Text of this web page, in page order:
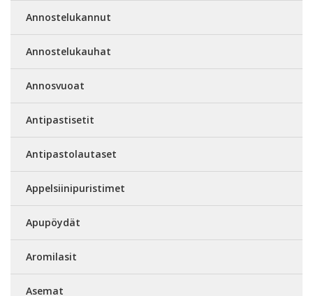
Annostelukannut
Annostelukauhat
Annosvuoat
Antipastisetit
Antipastolautaset
Appelsiinipuristimet
Apupöydät
Aromilasit
Asemat